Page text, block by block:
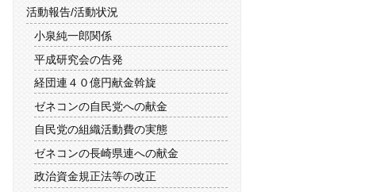
活動報告/活動状況
小泉純一郎関係
平成研究会の告発
経団連４０億円献金斡旋
ゼネコンの自民党への献金
自民党の組織活動費の実態
ゼネコンの長崎県連への献金
政治資金規正法等の改正